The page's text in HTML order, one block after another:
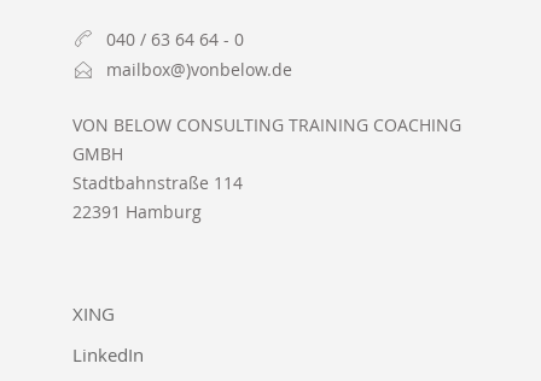
040 / 63 64 64 - 0
mailbox@)vonbelow.de
VON BELOW CONSULTING TRAINING COACHING
GMBH
Stadtbahnstraße 114
22391 Hamburg
XING
LinkedIn